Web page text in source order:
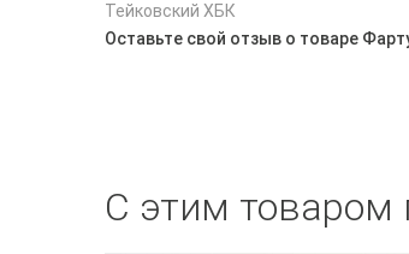
Тейковский ХБК
Оставьте свой отзыв о товаре
С этим товаром